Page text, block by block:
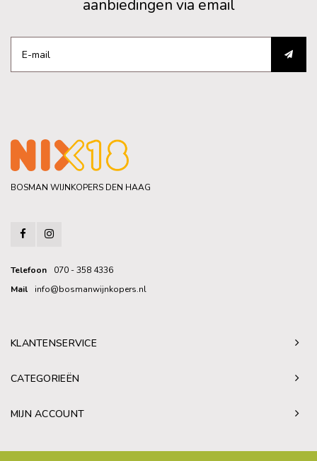
aanbiedingen via email
BOSMAN WIJNKOPERS DEN HAAG
Telefoon
070 - 358 4336
Mail
info@bosmanwijnkopers.nl
KLANTENSERVICE
CATEGORIEËN
MIJN ACCOUNT